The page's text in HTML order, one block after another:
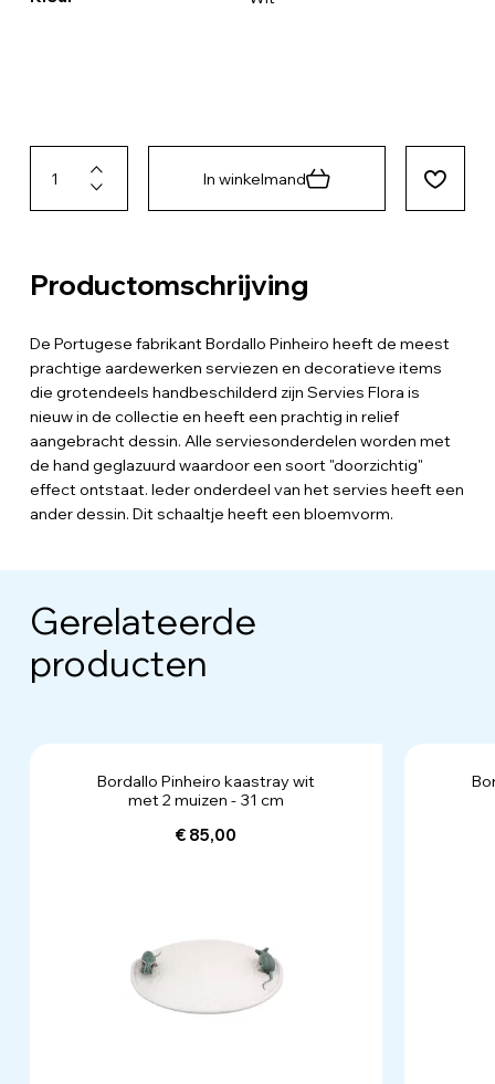
In winkelmand
Productomschrijving
De Portugese fabrikant Bordallo Pinheiro heeft de meest
prachtige aardewerken serviezen en decoratieve items
die grotendeels handbeschilderd zijn Servies Flora is
nieuw in de collectie en heeft een prachtig in relief
aangebracht dessin. Alle serviesonderdelen worden met
de hand geglazuurd waardoor een soort "doorzichtig"
effect ontstaat. Ieder onderdeel van het servies heeft een
ander dessin. Dit schaaltje heeft een bloemvorm.
Gerelateerde
producten
Bordallo Pinheiro kaastray wit
met 2 muizen - 31 cm
€ 85,00